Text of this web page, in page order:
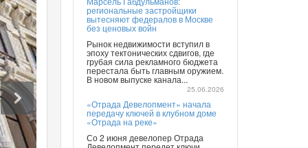
региональные застройщики
вытесняют федералов в Москве
без ценовых войн
Рынок недвижимости вступил в
эпоху тектонических сдвигов, где
грубая сила рекламного бюджета
перестала быть главным оружием.
В новом выпуске канала...
25.06.2026
«Отрада Девелопмент» начала
передачу ключей в клубном доме
«Отрада на реке»
Со 2 июня девелопер Отрада